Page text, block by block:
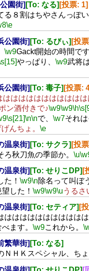
園街] [To: なる] [投票: 1]
る８割はちやさんっぽい
\e
公園街] [To: るびぃ] [投
\w9Gackt開始の時間です
やっぱり、 \w9武将
公園街] [To: 毒子] [投票:
はははははははははは
ン酒付きで♪\w9\w9\h
\s[21]\n\nで、 \w7それ
んちょ。 \e
温泉街] [To: サクラ] [投
ろ秋刀魚の季節か。 \u
温泉街] [To: せりこDP] [
た！ \w9\n除名って叫ぼ
した！ \w9\w9\u うるさ
温泉街] [To: セティア] [
はははははははははは
ます。 \w9これから。
繁華街] [To: なる]
ＮＨＫスペシャル、ちょ